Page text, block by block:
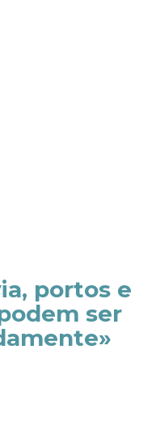
portos e
ser